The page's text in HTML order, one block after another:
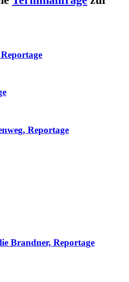
Reportage
Brandner, Reportage